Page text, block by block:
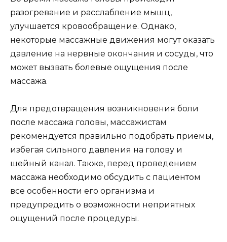
разогревание и расслабление мышц,
улучшается кровообращение. Однако,
некоторые массажные движения могут оказать
давление на нервные окончания и сосуды, что
может вызвать болевые ощущения после
массажа.
Для предотвращения возникновения боли
после массажа головы, массажистам
рекомендуется правильно подобрать приемы,
избегая сильного давления на голову и
шейный канал. Также, перед проведением
массажа необходимо обсудить с пациентом
все особенности его организма и
предупредить о возможности неприятных
ощущений после процедуры.